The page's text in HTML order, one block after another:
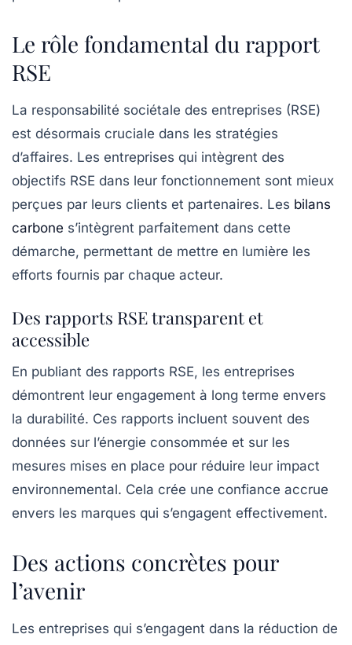
Le rôle fondamental du rapport
RSE
La responsabilité sociétale des entreprises (RSE)
est désormais cruciale dans les stratégies
d’affaires. Les entreprises qui intègrent des
objectifs RSE dans leur fonctionnement sont mieux
perçues par leurs clients et partenaires. Les bilans
carbone s’intègrent parfaitement dans cette
démarche, permettant de mettre en lumière les
efforts fournis par chaque acteur.
Des rapports RSE transparent et
accessible
En publiant des rapports RSE, les entreprises
démontrent leur engagement à long terme envers
la durabilité. Ces rapports incluent souvent des
données sur l’énergie consommée et sur les
mesures mises en place pour réduire leur impact
environnemental. Cela crée une confiance accrue
envers les marques qui s’engagent effectivement.
Des actions concrètes pour
l’avenir
Les entreprises qui s’engagent dans la réduction de